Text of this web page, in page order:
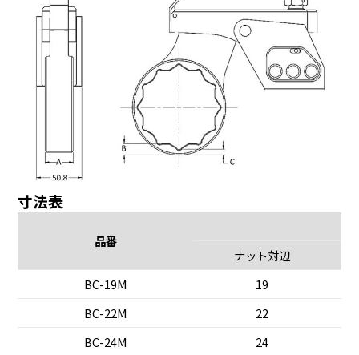
寸法表
品番
ナット対辺
BC-19M
19
BC-22M
22
BC-24M
24